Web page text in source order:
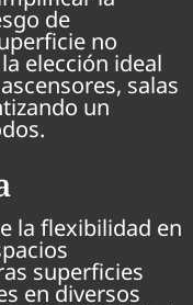
de
no
elección ideal
salas
un
la flexibilidad en
superficies
en diversos